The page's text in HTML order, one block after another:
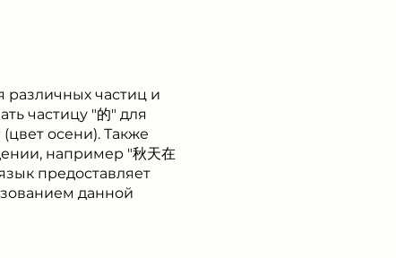
различных частиц и
частицу "的" для
осени). Также
например "秋天在
предоставляет
данной